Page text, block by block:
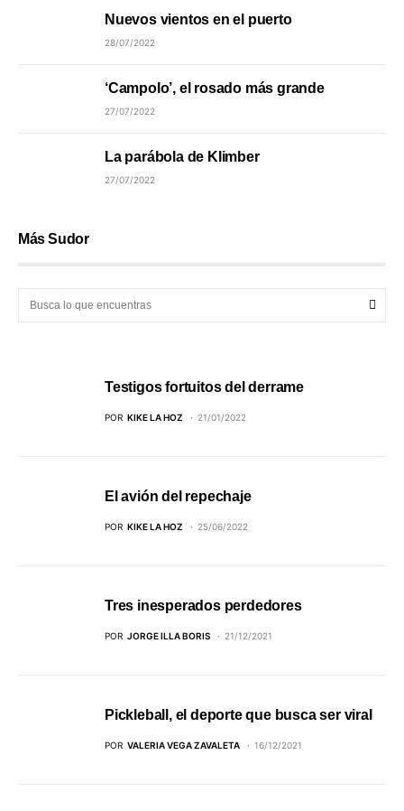
Nuevos vientos en el puerto
28/07/2022
‘Campolo’, el rosado más grande
27/07/2022
La parábola de Klimber
27/07/2022
Más Sudor
Testigos fortuitos del derrame
POR KIKE LA HOZ 21/01/2022
El avión del repechaje
POR KIKE LA HOZ 25/06/2022
Tres inesperados perdedores
POR JORGE ILLA BORIS 21/12/2021
Pickleball, el deporte que busca ser viral
POR VALERIA VEGA ZAVALETA 16/12/2021